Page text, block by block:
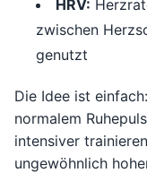
HRV:
zwischen
genutzt
Die Idee ist
normalem
intensiver
ungewöhnlich